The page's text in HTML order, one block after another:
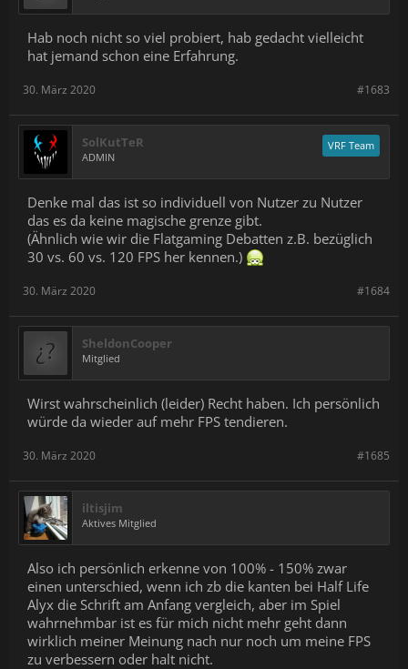
Hab noch nicht so viel probiert, hab gedacht vielleicht
hat jemand schon eine Erfahrung.
#1683
30. März 2020
SolKutTeR
ADMIN
VRF Team
Denke mal das ist so individuell von Nutzer zu Nutzer
das es da keine magische grenze gibt.
(Ähnlich wie wir die Flatgaming Debatten z.B. bezüglich
30 vs. 60 vs. 120 FPS her kennen.)
#1684
30. März 2020
SheldonCooper
Mitglied
Wirst wahrscheinlich (leider) Recht haben. Ich persönlich
würde da wieder auf mehr FPS tendieren.
#1685
30. März 2020
iltisjim
Aktives Mitglied
Also ich persönlich erkenne von 100% - 150% zwar
einen unterschied, wenn ich zb die kanten bei Half Life
Alyx die Schrift am Anfang vergleich, aber im Spiel
wahrnehmbar ist es für mich nicht mehr geht dann
wirklich meiner Meinung nach nur noch um meine FPS
zu verbessern oder halt nicht.